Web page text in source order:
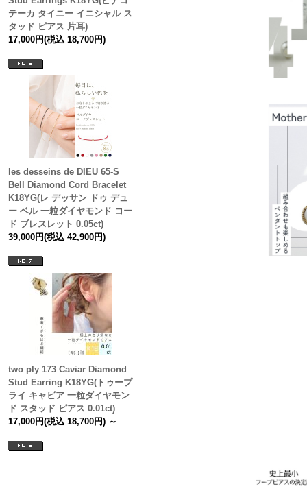
テーカ タイニー イニシャル ス
タッド ピアス 片耳)
17,000円(税込 18,700円)
les desseins de DIEU 65-S
Bell Diamond Cord Bracelet
K18YG(レ デッサン ドゥ デュ
ー ベル 一粒ダイヤモンド コー
ド ブレスレット 0.05ct)
39,000円(税込 42,900円)
two ply 173 Caviar Diamond
Stud Earring K18YG(トゥープ
ライ キャビア 一粒ダイヤモン
ド スタッド ピアス 0.01ct)
17,000円(税込 18,700円) ～